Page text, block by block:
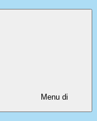
Menu di